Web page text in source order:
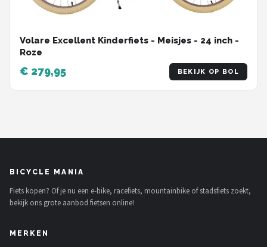
Volare Excellent Kinderfiets - Meisjes - 24 inch -
Roze
€ 279,95 BEKIJK OP BOL
BICYCLE MANIA
Fiets kopen? Of je nu een e-bike, racefiets, mountainbike of stadsfiets zoekt,
bekijk ons grote aanbod fietsen online!
MERKEN